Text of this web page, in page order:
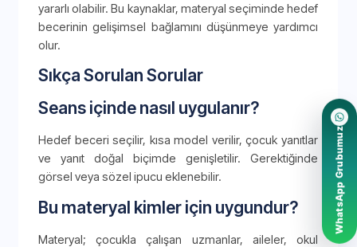
yararlı olabilir. Bu kaynaklar, materyal seçiminde hedef
becerinin gelişimsel bağlamını düşünmeye yardımcı
olur.
Sıkça Sorulan Sorular
Seans içinde nasıl uygulanır?
Hedef beceri seçilir, kısa model verilir, çocuk yanıtlar
ve yanıt doğal biçimde genişletilir. Gerektiğinde
görsel veya sözel ipucu eklenebilir.
Bu materyal kimler için uygundur?
Materyal; çocukla çalışan uzmanlar, aileler, okul
WhatsApp Grubumuz